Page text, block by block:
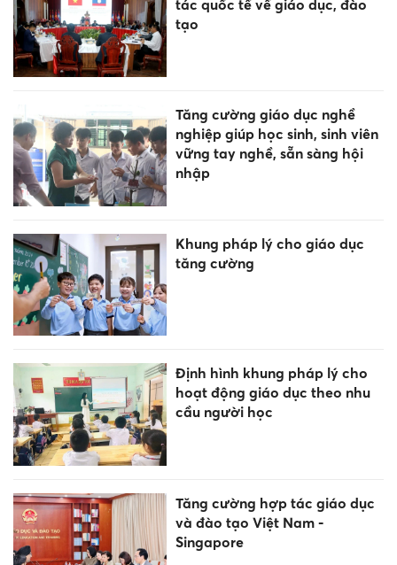
tác quốc tế về giáo dục, đào
tạo
Tăng cường giáo dục nghề
nghiệp giúp học sinh, sinh viên
vững tay nghề, sẵn sàng hội
nhập
Khung pháp lý cho giáo dục
tăng cường
Định hình khung pháp lý cho
hoạt động giáo dục theo nhu
cầu người học
Tăng cường hợp tác giáo dục
và đào tạo Việt Nam -
Singapore